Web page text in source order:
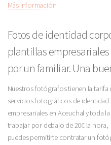
Más Información
Fotos de identidad
plantillas
por un familiar. Una
Nuestros fotógrafos tienen la tarifa
servicios fotográficos de
empresariales en Aceuchal y toda
trabajar por debajo de 20€ la hora,
puedes permitirte contratar un